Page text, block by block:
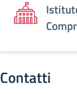
Contatti